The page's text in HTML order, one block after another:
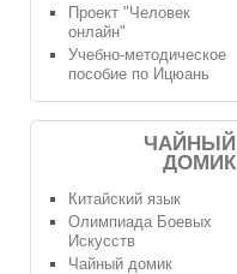
Проект "Человек
онлайн"
Учебно-методическое
пособие по Ицюань
ЧАЙНЫЙ
ДОМИК
Китайский язык
Олимпиада Боевых
Искусств
Чайный домик